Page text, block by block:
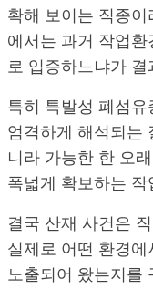
확해 보이는 직종
에서는 과거 작업
로 입증하느냐가
특히 특발성 폐섬
엄격하게 해석되는
니라 가능한 한 오
폭넓게 확보하는
결국 산재 사건은
실제로 어떤 환경
노출되어 왔는지를